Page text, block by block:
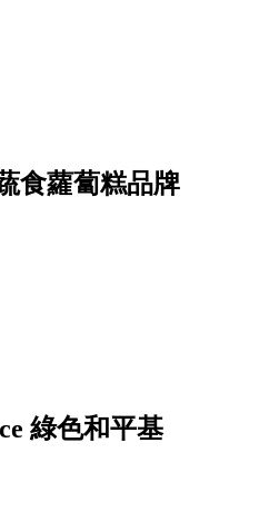
食蘿蔔糕品牌
綠色和平基